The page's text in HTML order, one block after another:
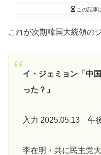
この記事
これが次期韓国大統領の
イ・ジェミョン「中
った？」
入力 2025.05.13 午
李在明・共に民主党